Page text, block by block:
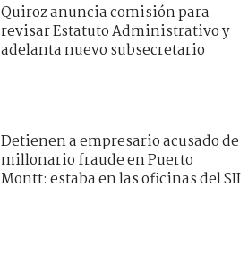
Quiroz anuncia comisión para
revisar Estatuto Administrativo y
adelanta nuevo subsecretario
Detienen a empresario acusado de
millonario fraude en Puerto
Montt: estaba en las oficinas del SII